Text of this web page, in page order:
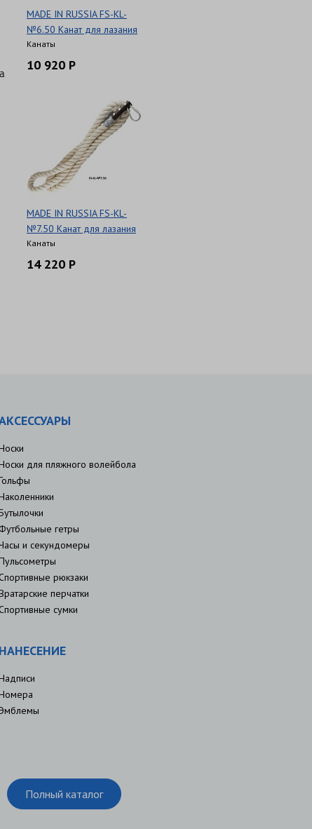
MADE IN RUSSIA FS-KL-
№6.50 Канат для лазания
Канаты
10 920 Р
MADE IN RUSSIA FS-KL-
№7.50 Канат для лазания
Канаты
14 220 Р
для пляжного волейбола
гетры
и секундомеры
рюкзаки
перчатки
сумки
НАНЕСЕНИЕ
Полный каталог